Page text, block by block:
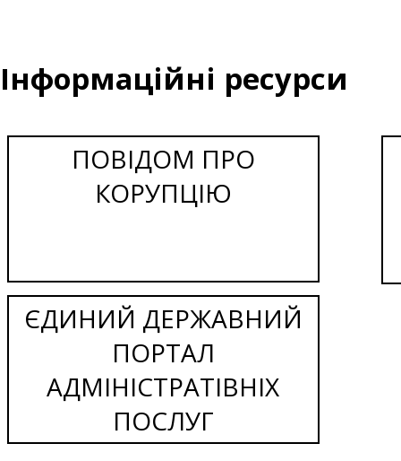
Інформаційні ресурси
ПОВІДОМ ПРО
КОРУПЦІЮ
ЄДИНИЙ ДЕРЖАВНИЙ
ПОРТАЛ
АДМІНІСТРАТІВНІХ
ПОСЛУГ